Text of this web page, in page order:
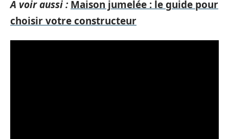
A voir aussi : Maison jumelée : le guide pour
choisir votre constructeur